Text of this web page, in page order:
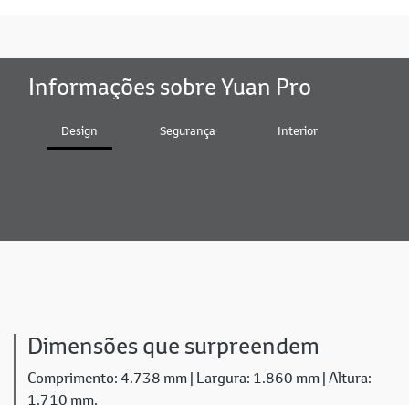
Informações sobre Yuan Pro
Design Segurança Interior
Dimensões que surpreendem
Comprimento: 4.738 mm | Largura: 1.860 mm | Altura:
1.710 mm.